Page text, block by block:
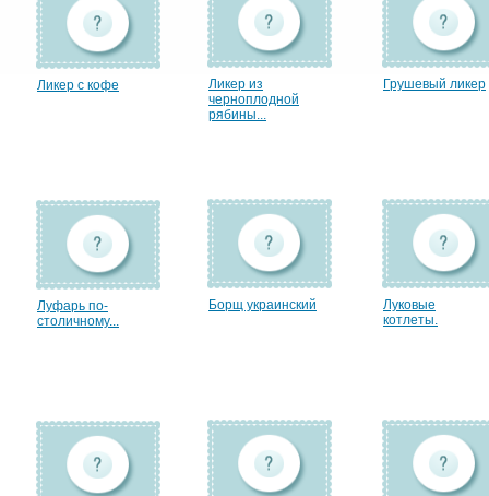
Ликер с кофе
Ликер из
черноплодной
рябины...
Грушевый ликер
Луфарь по-
столичному...
Борщ украинский
Луковые
котлеты.